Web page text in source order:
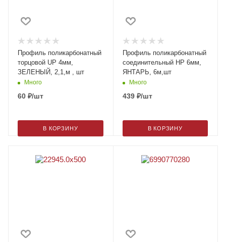
Профиль поликарбонатный
торцовой UP 4мм,
ЗЕЛЕНЫЙ, 2,1,м , шт
Много
60 ₽/шт
В КОРЗИНУ
Профиль поликарбонатный
соединительный HP 6мм,
ЯНТАРЬ, 6м,шт
Много
439₽/шт
В КОРЗИНУ